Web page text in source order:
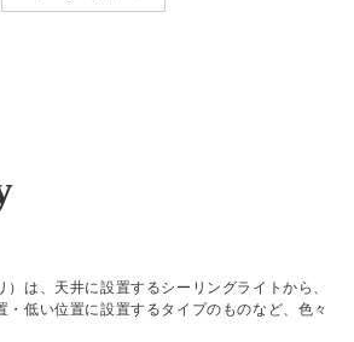
は、天井に設置するシーリングライトから、
・低い位置に設置するタイプのものなど、色々